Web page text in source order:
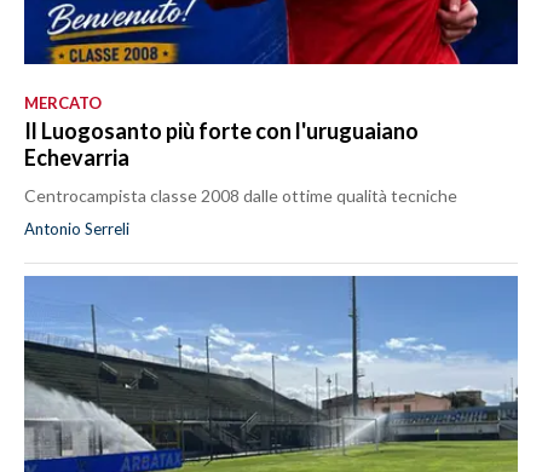
MERCATO
Il Luogosanto più forte con l'uruguaiano
Echevarria
Centrocampista classe 2008 dalle ottime qualità tecniche
Antonio Serreli